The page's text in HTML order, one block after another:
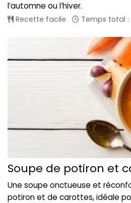
l’automne ou l’hiver.
Recette facile Temps total
Soupe de potiron et
Une soupe onctueuse et
potiron et de carottes, idéale